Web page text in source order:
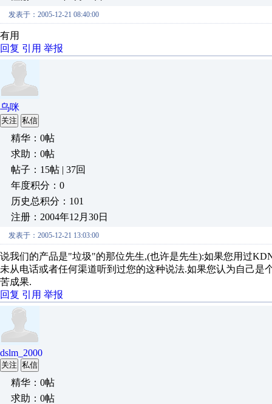
发表于：2005-12-21 08:40:00
有用
回复 引用 举报
乌咪
关注 私信
精华：0帖
求助：0帖
帖子：15帖 | 37回
年度积分：0
历史总积分：101
注册：2004年12月30日
发表于：2005-12-21 13:03:00
说我们的产品是"垃圾"的那位先生,(也许是先生):如果您用过
未从电话或者任何渠道听到过您的这种说法.如果您认为自己
苦成果.
回复 引用 举报
dslm_2000
关注 私信
精华：0帖
求助：0帖